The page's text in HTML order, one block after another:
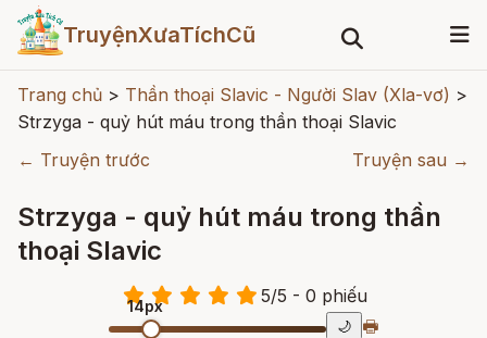
TruyệnXưaTíchCũ
Trang chủ > Thần thoại Slavic - Người Slav (Xla-vơ) >
Strzyga - quỷ hút máu trong thần thoại Slavic
← Truyện trước
Truyện sau →
Strzyga - quỷ hút máu trong thần
thoại Slavic
5/5 - 0 phiếu
14px
🌙 🖶